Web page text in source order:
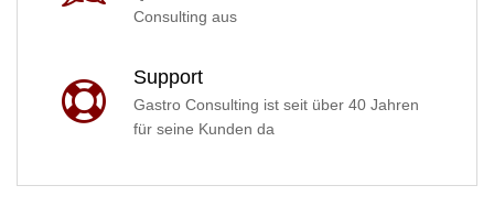
Consulting aus
Support
Gastro Consulting ist seit über 40 Jahren
für seine Kunden da